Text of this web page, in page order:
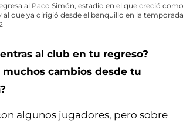
al Paco Simón, estadio en el que creció como
al que ya dirigió desde el banquillo en la temporada
al club en tu regreso?
muchos cambios desde tu
algunos jugadores, pero sobre